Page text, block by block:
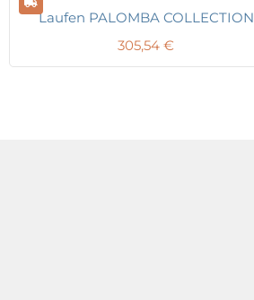
Laufen PALOMBA COLLECTION
305,54 €